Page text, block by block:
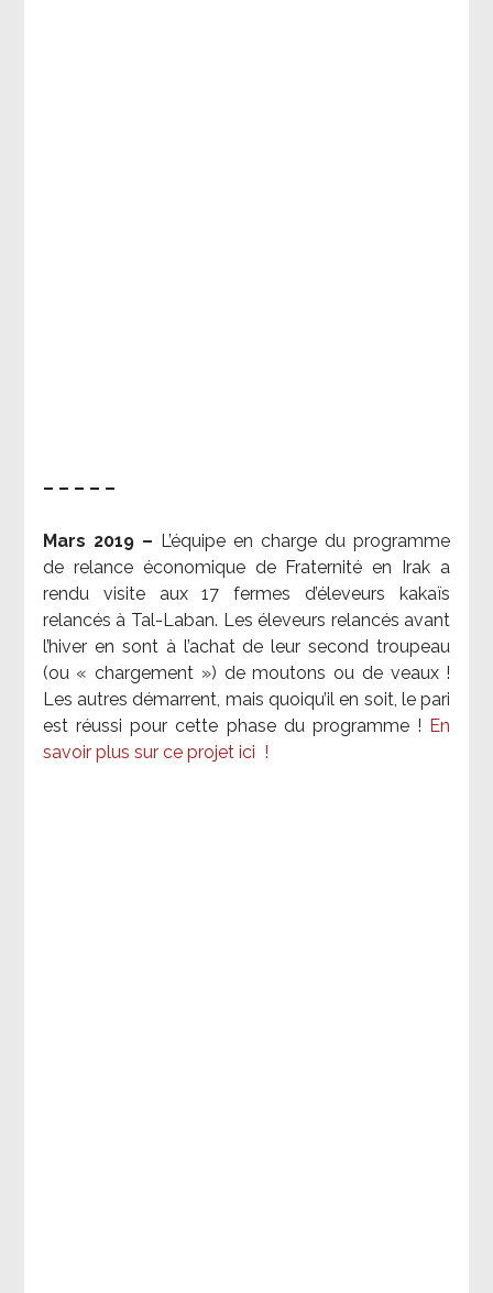
– – – – –
Mars 2019 – L’équipe en charge du programme
de relance économique de Fraternité en Irak a
rendu visite aux 17 fermes d’éleveurs kakaïs
relancés à Tal-Laban. Les éleveurs relancés avant
l’hiver en sont à l’achat de leur second troupeau
(ou « chargement ») de moutons ou de veaux !
Les autres démarrent, mais quoiqu’il en soit, le pari
est réussi pour cette phase du programme ! En
savoir plus sur ce projet ici !